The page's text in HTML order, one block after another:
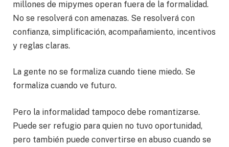
millones de mipymes operan fuera de la formalidad.
No se resolverá con amenazas. Se resolverá con
confianza, simplificación, acompañamiento, incentivos
y reglas claras.
La gente no se formaliza cuando tiene miedo. Se
formaliza cuando ve futuro.
Pero la informalidad tampoco debe romantizarse.
Puede ser refugio para quien no tuvo oportunidad,
pero también puede convertirse en abuso cuando se